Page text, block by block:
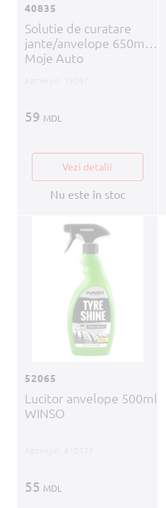
40835
Solutie de curatare
jante/anvelope 650ml
Moje Auto
59 MDL
Vezi detalii
Nu este în stoc
52065
Lucitor anvelope 500ml
WINSO
55 MDL